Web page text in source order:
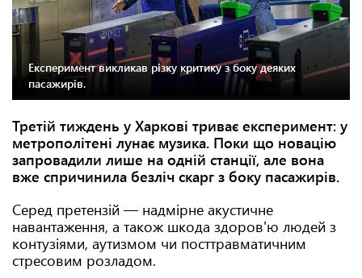
Експеримент викликав різку критику з боку деяких
пасажирів.
Третій тиждень у Харкові триває експеримент: у
метрополітені лунає музика. Поки що новацію
запровадили лише на одній станції, але вона
вже спричинила безліч скарг з боку пасажирів.
Серед претензій — надмірне акустичне
навантаження, а також шкода здоров'ю людей з
контузіями, аутизмом чи посттравматичним
стресовим розладом.